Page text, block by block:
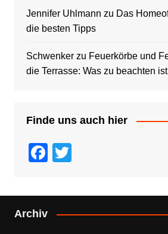
Jennifer Uhlmann zu Das
die besten Tipps
Schwenkerzu Feuerkörbe und
die Terrasse: Was zu beachten
Finde uns auch hier
F
c
e
tt
er
Archiv